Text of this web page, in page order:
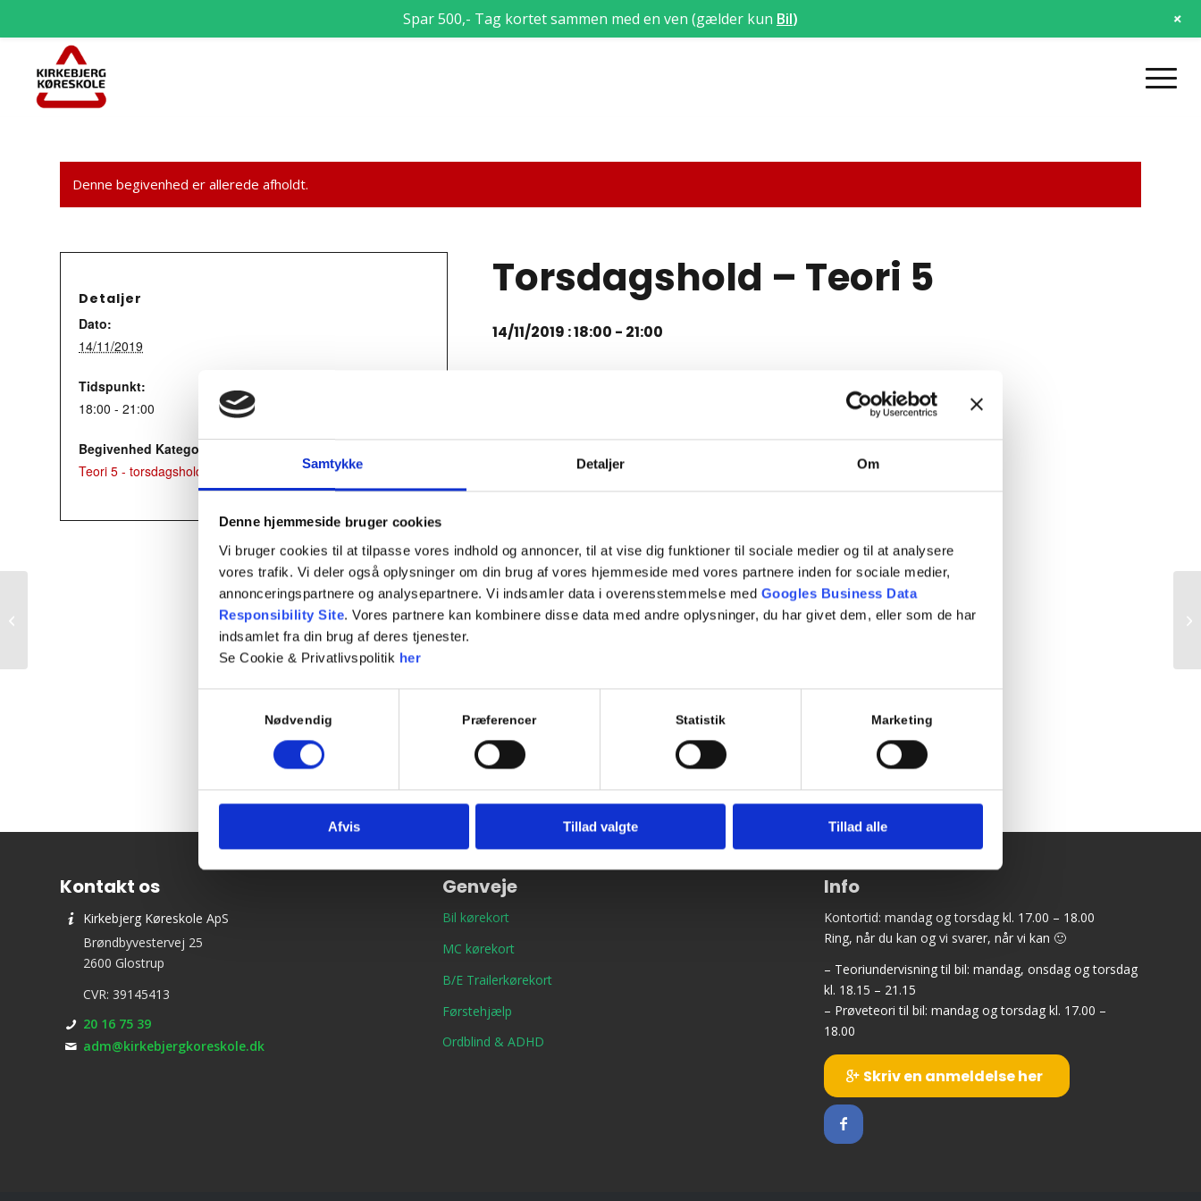
Samtykke Detaljer Om
Denne hjemmeside bruger cookies
Vi bruger cookies til at tilpasse vores indhold og annoncer, til at vise dig funktioner til sociale medier og til at analysere
vores trafik. Vi deler også oplysninger om din brug af vores hjemmeside med vores partnere inden for sociale medier,
annonceringspartnere og analysepartnere. Vi indsamler data i overensstemmelse med Googles Business Data
Responsibility Site. Vores partnere kan kombinere disse data med andre oplysninger, du har givet dem, eller som de har
indsamlet fra din brug af deres tjenester.
Se Cookie & Privatlivspolitik her
Nødvendig Præferencer Statistik Marketing
Afvis Tillad valgte Tillad alle
Denne begivenhed er allerede afholdt.
Torsdagshold – Teori 5
14/11/2019 : 18:00 - 21:00
7.12 Ligeud kørsel i vejkryds
7.13 Højresving i vejkryds
7.15 Rundkørsel
Repetition af tidligere emner
Evaluerende emneprøve
Tilføj til kalender
Detaljer
Dato:
14/11/2019
Tidspunkt:
18:00 - 21:00
Begivenhed Kategori:
Teori 5 - torsdagshold
Kontakt os
Kirkebjerg Køreskole ApS
Brøndbyvestervej 25
2600 Glostrup
CVR: 39145413
20 16 75 39
adm@kirkebjergkoreskole.dk
Genveje
Bil kørekort
MC kørekort
B/E Trailerkørekort
Førstehjælp
Ordblind & ADHD
Info
Kontortid: mandag og torsdag kl. 17.00 – 18.00
Ring, når du kan og vi svarer, når vi kan 🙂
– Teoriundervisning til bil: mandag, onsdag og torsdag
kl. 18.15 – 21.15
– Prøveteori til bil: mandag og torsdag kl. 17.00 –
18.00
Skriv en anmeldelse her
Spar 500,- Tag kortet sammen med en ven (gælder kun Bil) +